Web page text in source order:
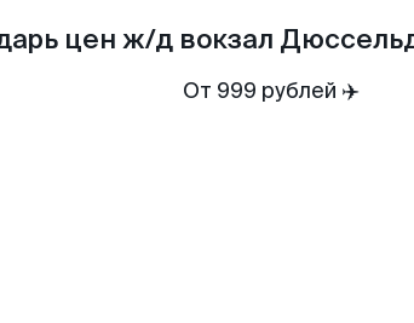
цен ж/д вокзал
От 999 рублей ✈️